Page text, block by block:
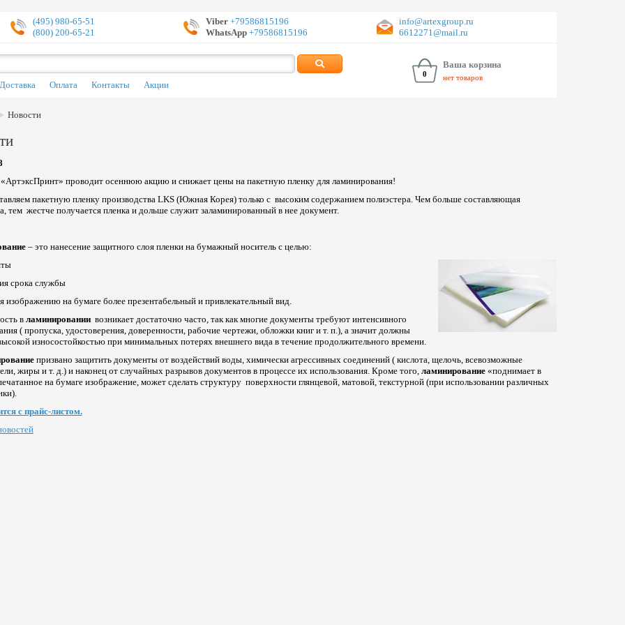
(495) 980-65-51
(800) 200-65-21
Viber+79586815196
WhatsApp+79586815196
info@artexgroup.ru
6612271@mail.ru
Доставка Оплата Контакты Акции
0
Ваша корзина
нет товаров
Новости
проводит осеннюю акцию и снижает цены на пакетную пленку для ламинирования!
пакетную пленку производства LKS (Южная Корея) только с высоким содержанием полиэстера. Чем больше составляющая
тем жестче получается пленка и дольше служит заламинированный в нее документ.
– это нанесение защитного слоя пленки на бумажный носитель с целью:
срока службы
изображению на бумаге более презентабельный и привлекательный вид.
вламинировании возникает достаточно часто, так как многие документы требуют интенсивного
( пропуска, удостоверения, доверенности, рабочие чертежи, обложки книг и т. п.), а значит должны
износостойкостью при минимальных потерях внешнего вида в течение продолжительного времени.
призвано защитить документы от воздействий воды, химически агрессивных соединений ( кислота, щелочь, всевозможные
жиры и т. д.) и наконец от случайных разрывов документов в процессе их использования. Кроме того, ламинирование«поднимает в
на бумаге изображение, может сделать структуру поверхности глянцевой, матовой, текстурной (при использовании различных
с прайс-листом.